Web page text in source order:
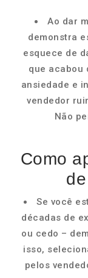
Ao dar
demonstra
esquece de
que acabou
ansiedade e
vendedor
Não
Como
Se você
décadas de
ou cedo –
isso,
pelos